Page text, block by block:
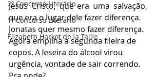
2º Concurso Literário
1º Concurso Literário
Elizabeth Harkot de la Taille
Jesus Cristo, que era uma salvação,
que era o lugar dele fazer diferença.
Jonatas quer mesmo fazer diferença.
Agora empilha a segunda fileira de
copos. A leseira do álcool virou
urgência, vontade de sair correndo.